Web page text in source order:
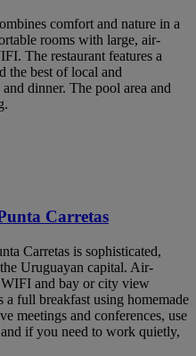
comfort and nature in a
rooms with large, air-
The restaurant features a
the best of local and
dinner. The pool area and
Carretas
Carretas is sophisticated,
Uruguayan capital. Air-
and bay or city view
a full breakfast using homemade
meetings and conferences, use
if you need to work quietly,